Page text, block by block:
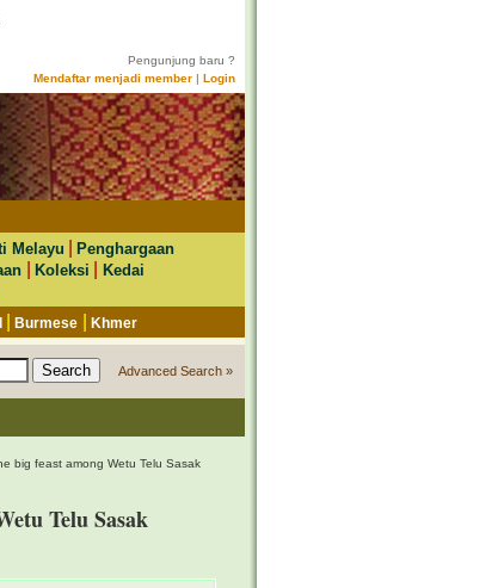
Pengunjung baru ?
Mendaftar menjadi member | Login
Melayu |Penghargaan
Koleksi
Kedai
|Burmese Khmer
Advanced Search »
big feast among Wetu Telu Sasak
Telu Sasak